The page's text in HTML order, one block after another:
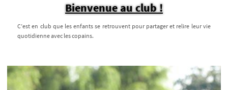
Bienvenue au club !
C’est en club que les enfants se retrouvent pour partager et relire leur vie
quotidienne avec les copains.